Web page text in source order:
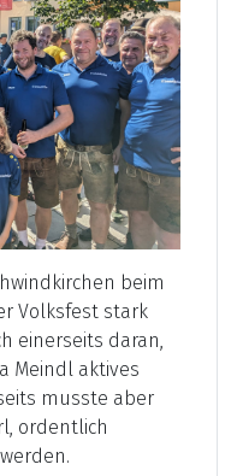
beim
Volksfest stark
einerseits daran,
Meindl aktives
musste aber
ordentlich